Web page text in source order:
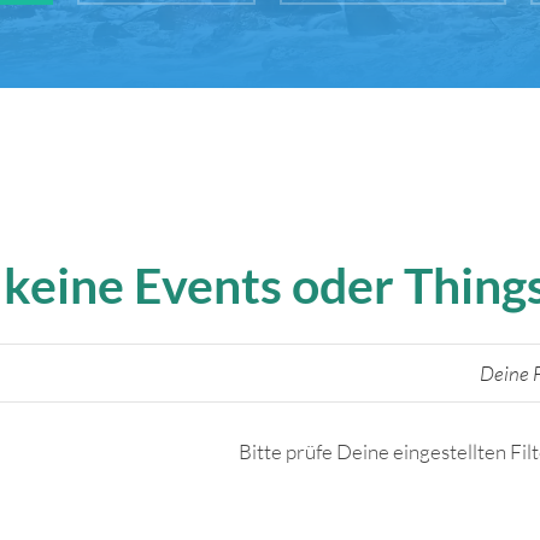
Events oder
Deine
Bitte prüfe Deine eingestellten